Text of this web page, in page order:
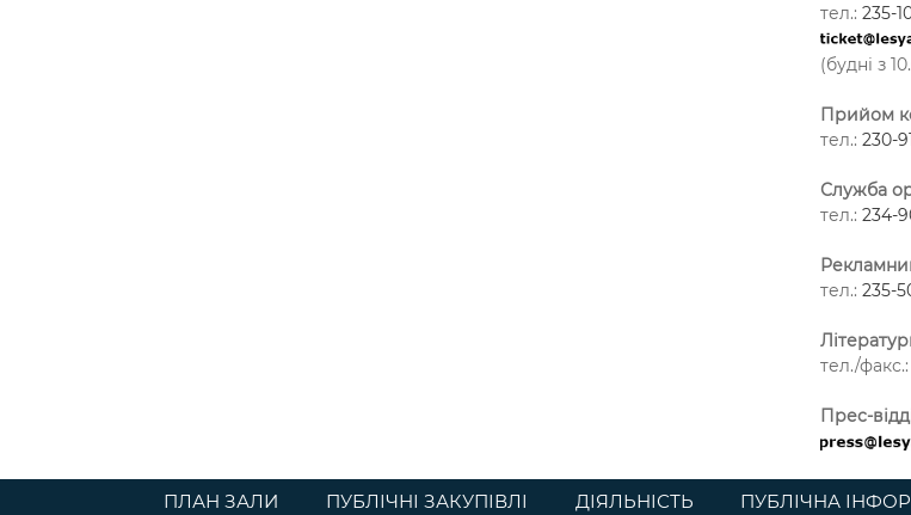
тел.: 235-
(будні з
Прийом
тел.: 230-
Служба
тел.: 234-
тел.: 235-
тел./факс.:
Прес-
ПЛАН ЗАЛИ ПУБЛІЧНІ ЗАКУПІВЛІ ДІЯЛЬНІСТЬ ПУБЛІЧНА